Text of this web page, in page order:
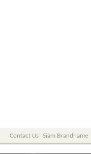
Contact Us Siam Brandname